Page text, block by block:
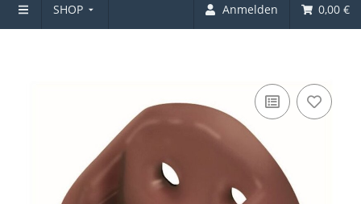
SHOP Anmelden 0,00 €
Schrankrohrlager